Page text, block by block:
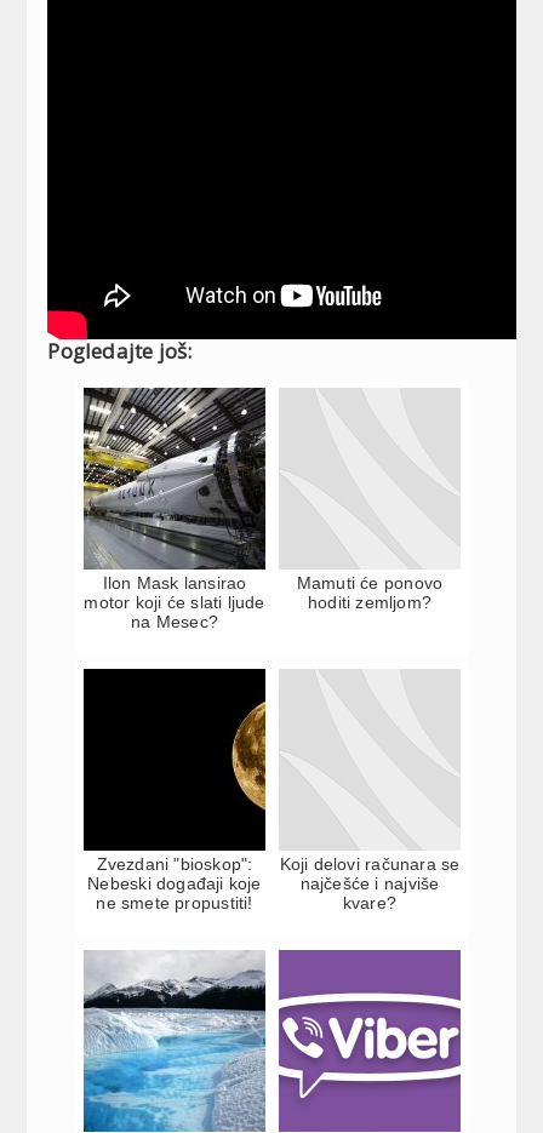
Pogledajte još:
Ilon Mask lansirao
motor koji će slati ljude
na Mesec?
Mamuti će ponovo
hoditi zemljom?
Zvezdani "bioskop":
Nebeski događaji koje
ne smete propustiti!
Koji delovi računara se
najčešće i najviše
kvare?